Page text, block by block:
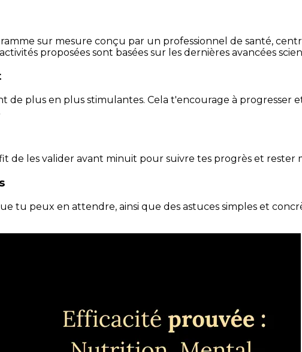
sur mesure conçu par un professionnel de santé,
proposées sont basées sur les dernières avancées
de plus en plus stimulantes. Cela t'encourage à progresser
de les valider avant minuit pour suivre tes progrès et rester
tu peux en attendre, ainsi que des astuces simples et